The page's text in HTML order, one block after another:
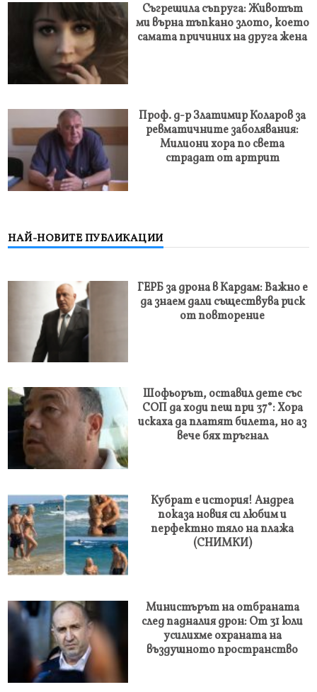
Съгрешила съпруга: Животът
ми върна тъпкано злото, което
самата причиних на друга жена
Проф. д-р Златимир Коларов за
ревматичните заболявания:
Милиони хора по света
страдат от артрит
НАЙ-НОВИТЕ ПУБЛИКАЦИИ
ГЕРБ за дрона в Кардам: Важно е
да знаем дали съществува риск
от повторение
Шофьорът, оставил дете със
СОП да ходи пеш при 37°: Хора
искаха да платят билета, но аз
вече бях тръгнал
Кубрат е история! Андреа
показа новия си любим и
перфектно тяло на плажа
(СНИМКИ)
Министърът на отбраната
след падналия дрон: От 31 юли
усилихме охраната на
въздушното пространство